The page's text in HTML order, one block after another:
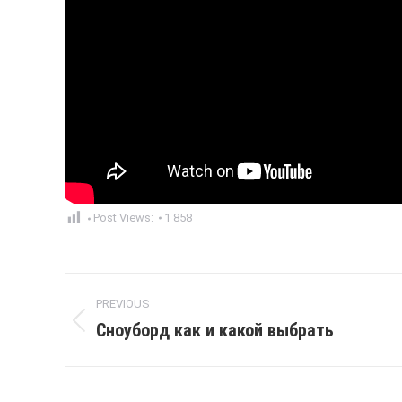
Post Views: 1 858
Post
navigation
PREVIOUS
Previous
Сноуборд как и какой выбрать